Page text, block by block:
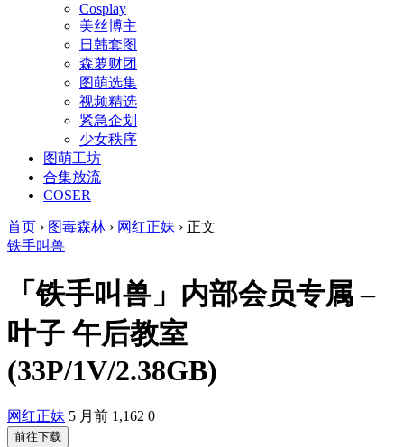
Cosplay
美丝博主
日韩套图
森萝财团
图萌选集
视频精选
紧急企划
少女秩序
图萌工坊
合集放流
COSER
首页 › 图毒森林 › 网红正妹 › 正文
铁手叫兽
「铁手叫兽」内部会员专属 –
叶子 午后教室
(33P/1V/2.38GB)
网红正妹 5 月前 1,162 0
前往下载